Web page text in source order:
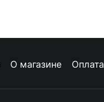
О магазине Оплата